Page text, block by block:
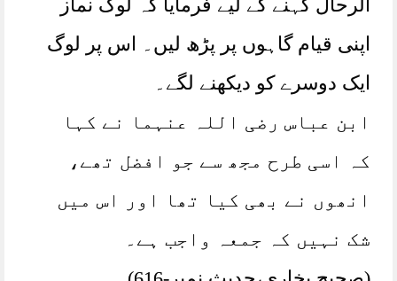
الرحال کہنے کے لیے فرمایا کہ لوگ نماز
اپنی قیام گاہوں پر پڑھ لیں۔ اس پر لوگ
ایک دوسرے کو دیکھنے لگے۔
ابن عباس رضی اللہ عنہما نے کہا
کہ اسی طرح مجھ سے جو افضل تھے،
انھوں نے بھی کیا تھا اور اس میں
شک نہیں کہ جمعہ واجب ہے۔